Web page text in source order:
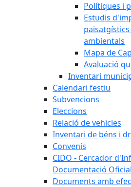
Polítiques i
Estudis
ambientals
Mapa de
Avaluació
Inventari
Calendari festiu
Subvencions
Eleccions
Relació de vehicles
Inventari de béns i
Convenis
CIDO - Cercador
Documentació
Documents amb